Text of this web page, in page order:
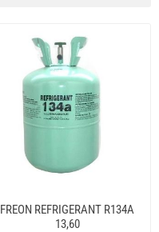
FREON REFRIGERANT R134A
13,60